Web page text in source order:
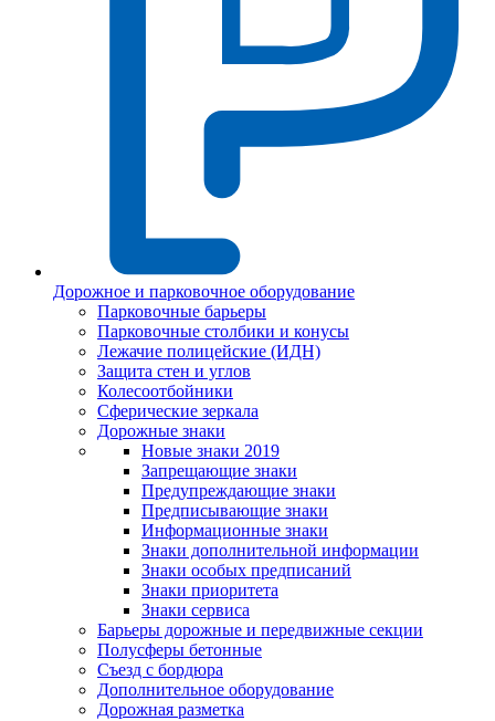
Дорожное и парковочное оборудование
Парковочные барьеры
Парковочные столбики и конусы
Лежачие полицейские (ИДН)
Защита стен и углов
Колесоотбойники
Сферические зеркала
Дорожные знаки
Новые знаки 2019
Запрещающие знаки
Предупреждающие знаки
Предписывающие знаки
Информационные знаки
Знаки дополнительной информации
Знаки особых предписаний
Знаки приоритета
Знаки сервиса
Барьеры дорожные и передвижные секции
Полусферы бетонные
Съезд с бордюра
Дополнительное оборудование
Дорожная разметка